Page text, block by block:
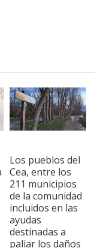
Los pueblos del
Cea, entre los
211 municipios
de la comunidad
incluidos en las
ayudas
destinadas a
paliar los daños